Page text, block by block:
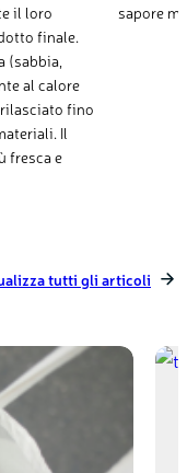
il loro
finale.
(sabbia,
al calore
fino
Il
fresca e
sapore
tutti gli articoli